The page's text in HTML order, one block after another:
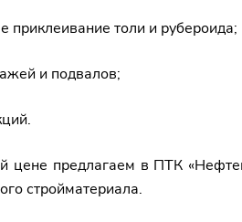
приклеивание толи и рубероида;
и подвалов;
цене предлагаем в ПТК
стройматериала.